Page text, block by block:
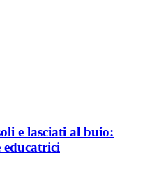
e lasciati al buio:
educatrici